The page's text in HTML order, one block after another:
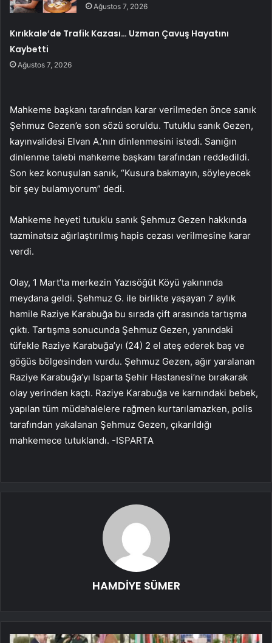
Ağustos 7, 2026
Kırıkkale’de Trafik Kazası… Uzman Çavuş Hayatını
Kaybetti
Ağustos 7, 2026
Mahkeme başkanı tarafından karar verilmeden önce sanık
Şehmuz Gezen’e son sözü soruldu. Tutuklu sanık Gezen,
kayınvalidesi Elvan A.’nın dinlenmesini istedi. Sanığın
dinlenme talebi mahkeme başkanı tarafından reddedildi.
Son kez konuşulan sanık, “Kusura bakmayın, söyleyecek
bir şey bulamıyorum” dedi.
Mahkeme heyeti tutuklu sanık Şehmuz Gezen hakkında
tazminatsız ağırlaştırılmış hapis cezası verilmesine karar
verdi.
Olay, 1 Mart’ta merkezin Yazısöğüt Köyü yakınında
meydana geldi. Şehmuz G. ile birlikte yaşayan 7 aylık
hamile Raziye Karabuğa bu sırada çift arasında tartışma
çıktı. Tartışma sonucunda Şehmuz Gezen, yanındaki
tüfekle Raziye Karabuğa’yı (24) 2 el ateş ederek baş ve
göğüs bölgesinden vurdu. Şehmuz Gezen, ağır yaralanan
Raziye Karabuğa’yı Isparta Şehir Hastanesi’ne bırakarak
olay yerinden kaçtı. Raziye Karabuğa ve karnındaki bebek,
yapılan tüm müdahalelere rağmen kurtarılamazken, polis
tarafından yakalanan Şehmuz Gezen, çıkarıldığı
mahkemece tutuklandı. -ISPARTA
HAMDİYE SÜMER